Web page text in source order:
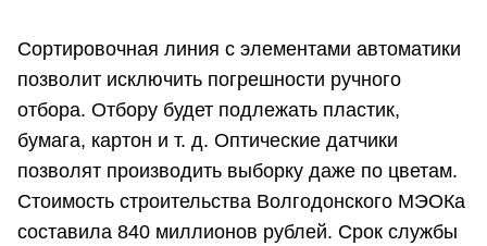
Сортировочная линия с элементами автоматики
позволит исключить погрешности ручного
отбора. Отбору будет подлежать пластик,
бумага, картон и т. д. Оптические датчики
позволят производить выборку даже по цветам.
Стоимость строительства Волгодонского МЭОКа
составила 840 миллионов рублей. Срок службы